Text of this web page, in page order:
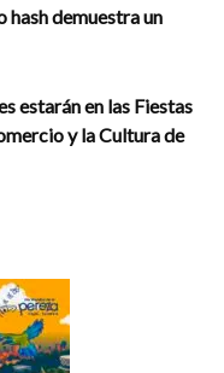
demuestra un
estarán en las Fiestas
y la Cultura de